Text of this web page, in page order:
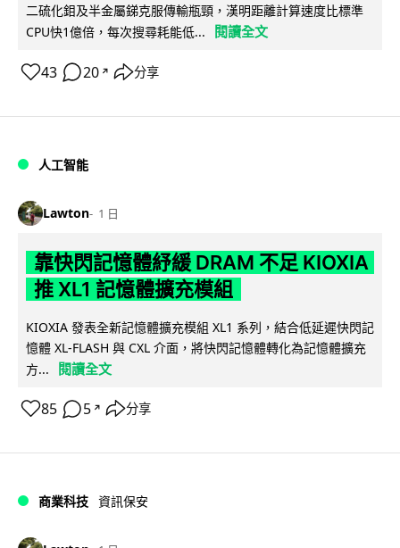
二硫化鉬及半金屬銻克服傳輸瓶頸，漢明距離計算速度比標準
CPU快1億倍，每次搜尋耗能低...
閱讀全文
43 20 ↗ 分享
人工智能
Lawton 1 日
靠快閃記憶體紓緩 DRAM 不足 KIOXIA
推 XL1 記憶體擴充模組
KIOXIA 發表全新記憶體擴充模組 XL1 系列，結合低延遲快閃記
憶體 XL-FLASH 與 CXL 介面，將快閃記憶體轉化為記憶體擴充
方...
閱讀全文
85 5 ↗ 分享
商業科技 資訊保安